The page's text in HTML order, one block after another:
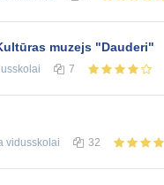
muzejs "Dauderi"
7
vidusskolai 32